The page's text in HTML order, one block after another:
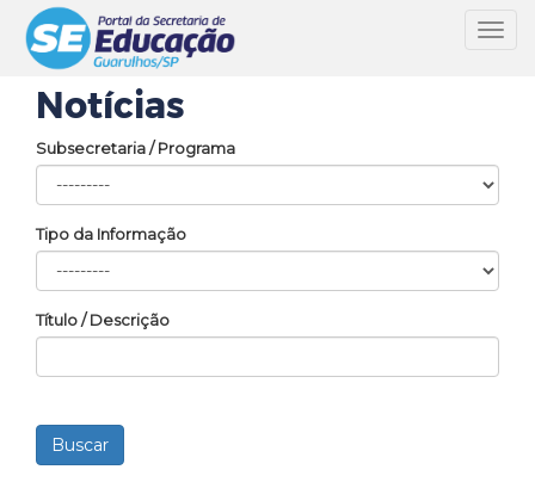
Notícias
Subsecretaria / Programa
Tipo da Informação
Título / Descrição